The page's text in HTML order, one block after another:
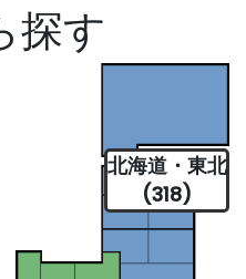
探す
北海道・東北
(318)